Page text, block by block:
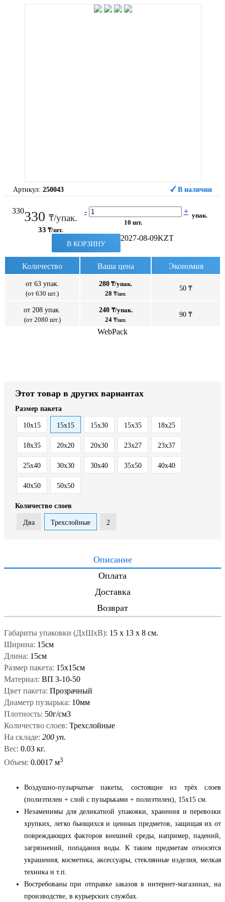
Артикул: 250043 В наличии
330330 ₸/упак.
33 ₸/шт.
- +
10 шт.
упак.
В КОРЗИНУ
2027-08-09KZT
Количество Ваша цена Экономия
от 63 упак.
(от 630 шт.)
280 ₸/упак.
28 ₸/шт.
50 ₸
от 208 упак.
(от 2080 шт.)
240 ₸/упак.
24 ₸/шт.
90 ₸
WebPack
Этот товар в других вариантах
Размер пакета
10x15 15x15 15x30 15x35 18x25
18x35 20x20 20x30 23x27 23x37
25x40 30x30 30x40 35x50 40x40
40x50 50x50
Количество слоев
Два Трехслойные 2
Описание
Оплата
Доставка
Возврат
Габариты упаковки (ДxШxВ): 15 x 13 x 8 см.
Ширина: 15см
Длина: 15см
Размер пакета: 15x15см
Материал: ВП 3-10-50
Цвет пакета: Прозрачный
Диаметр пузырька: 10мм
Плотность: 50г/см3
Количество слоев: Трехслойные
На складе: 200 уп.
Вес: 0.03 кг.
Объем: 0.0017 м3
Воздушно-пузырчатые пакеты, состоящие из трёх слоев
(полиэтилен + слой с пузырьками + полиэтилен), 15x15 см.
Незаменимы для деликатной упаковки, хранения и перевозки
хрупких, легко бьющихся и ценных предметов, защищая их от
повреждающих факторов внешней среды, например, падений,
загрязнений, попадания воды. К таким предметам относятся
украшения, косметика, аксессуары, стеклянные изделия, мелкая
техника и т.п.
Востребованы при отправке заказов в интернет-магазинах, на
производстве, в курьерских службах.